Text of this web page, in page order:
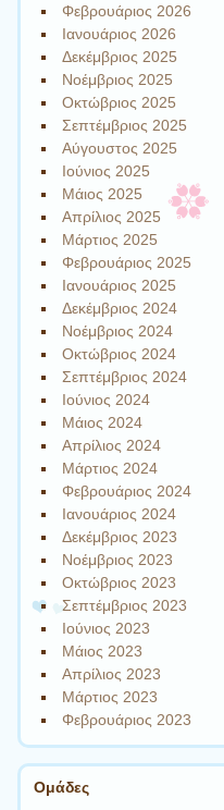
Φεβρουάριος 2026
Ιανουάριος 2026
Δεκέμβριος 2025
Νοέμβριος 2025
Οκτώβριος 2025
Σεπτέμβριος 2025
Αύγουστος 2025
Ιούνιος 2025
Μάιος 2025
Απρίλιος 2025
Μάρτιος 2025
Φεβρουάριος 2025
Ιανουάριος 2025
Δεκέμβριος 2024
Νοέμβριος 2024
Οκτώβριος 2024
Σεπτέμβριος 2024
Ιούνιος 2024
Μάιος 2024
Απρίλιος 2024
Μάρτιος 2024
Φεβρουάριος 2024
Ιανουάριος 2024
Δεκέμβριος 2023
Νοέμβριος 2023
Οκτώβριος 2023
Σεπτέμβριος 2023
Ιούνιος 2023
Μάιος 2023
Απρίλιος 2023
Μάρτιος 2023
Φεβρουάριος 2023
Ομάδες